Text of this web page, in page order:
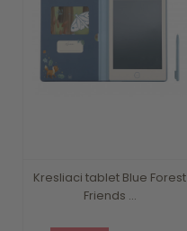
Kresliaci tablet Blue Forest
Friends ...